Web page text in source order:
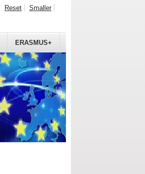
ERASMUS+
Reset Smaller